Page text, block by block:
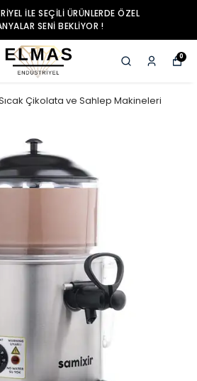
ÖZEL
0
Çikolata ve Sahlep Makineleri